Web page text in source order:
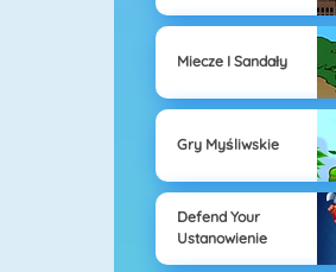
Miecze I Sandały
Gry Myśliwskie
Defend Your
Ustanowienie